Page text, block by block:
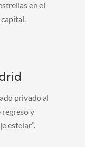
en el
privado al
y
estelar”.